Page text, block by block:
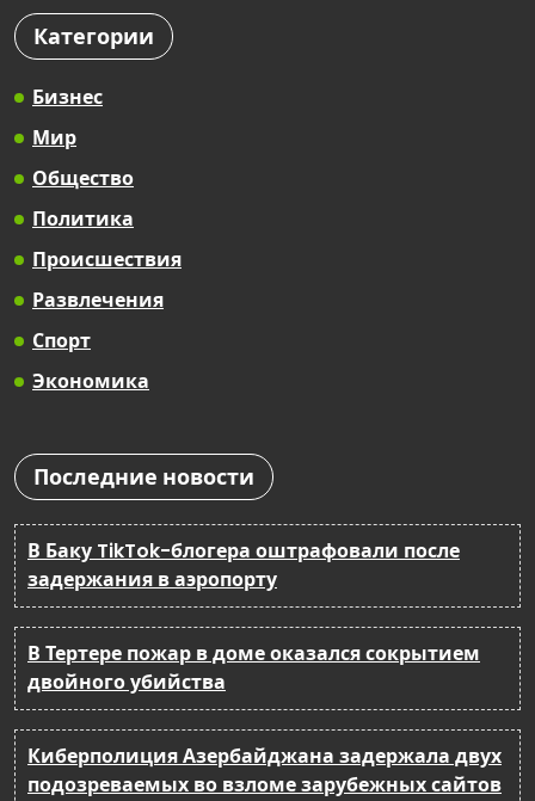
Категории
Бизнес
Мир
Общество
Политика
Происшествия
Развлечения
Спорт
Экономика
Последние новости
В Баку TikTok-блогера оштрафовали после
задержания в аэропорту
В Тертере пожар в доме оказался сокрытием
двойного убийства
Киберполиция Азербайджана задержала двух
подозреваемых во взломе зарубежных сайтов